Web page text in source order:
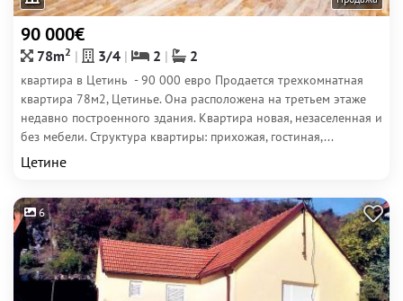
90 000€
78m2 3/4 2 2
квартира в Цетинь - 90 000 евро Продается трехкомнатная
квартира 78м2, Цетинье. Она расположена на третьем этаже
недавно построенного здания. Квартира новая, незаселенная и
без мебели. Структура квартиры: прихожая, гостиная,...
Цетине
6